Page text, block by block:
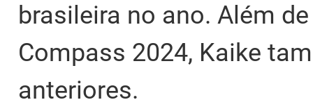
brasileira no ano. Além
Compass 2024, Kaike
anteriores.